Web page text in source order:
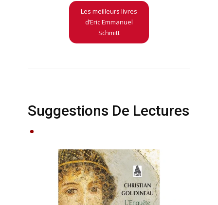
Les meilleurs livres
d’Eric Emmanuel
Schmitt
Suggestions De Lectures